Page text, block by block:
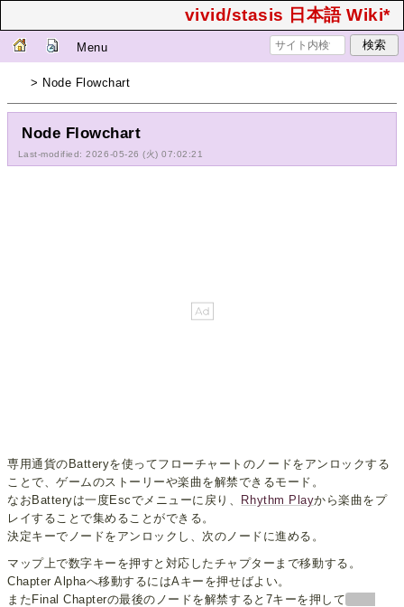
vivid/stasis 日本語 Wiki*
Menu
> Node Flowchart
Node Flowchart
Last-modified: 2026-05-26 (火) 07:02:21
専用通貨のBatteryを使ってフローチャートのノードをアンロックする
ことで、ゲームのストーリーや楽曲を解禁できるモード。
なおBatteryは一度Escでメニューに戻り、
Rhythm Playから楽曲をプ
レイすることで集めることができる。
決定キーでノードをアンロックし、次のノードに進める。
マップ上で数字キーを押すと対応したチャプターまで移動する。
Chapter Alphaへ移動するにはAキーを押せばよい。
またFinal Chapterの最後のノードを解禁すると7キーを押して